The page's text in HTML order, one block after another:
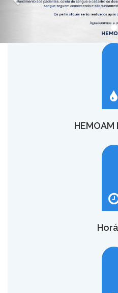
O HEMOAM Hospital vai
Segunda a